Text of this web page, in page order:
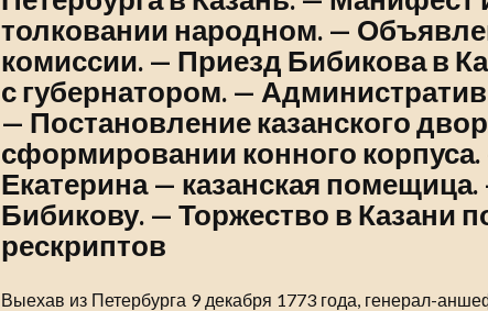
толковании народном. —
комиссии. — Приезд Бибикова в
с губернатором. —
— Постановление казанского
сформировании конного
Екатерина — казанская
Бибикову. — Торжество в Казани
рескриптов
Выехав из Петербурга 9 декабря 1773 года, генерал-